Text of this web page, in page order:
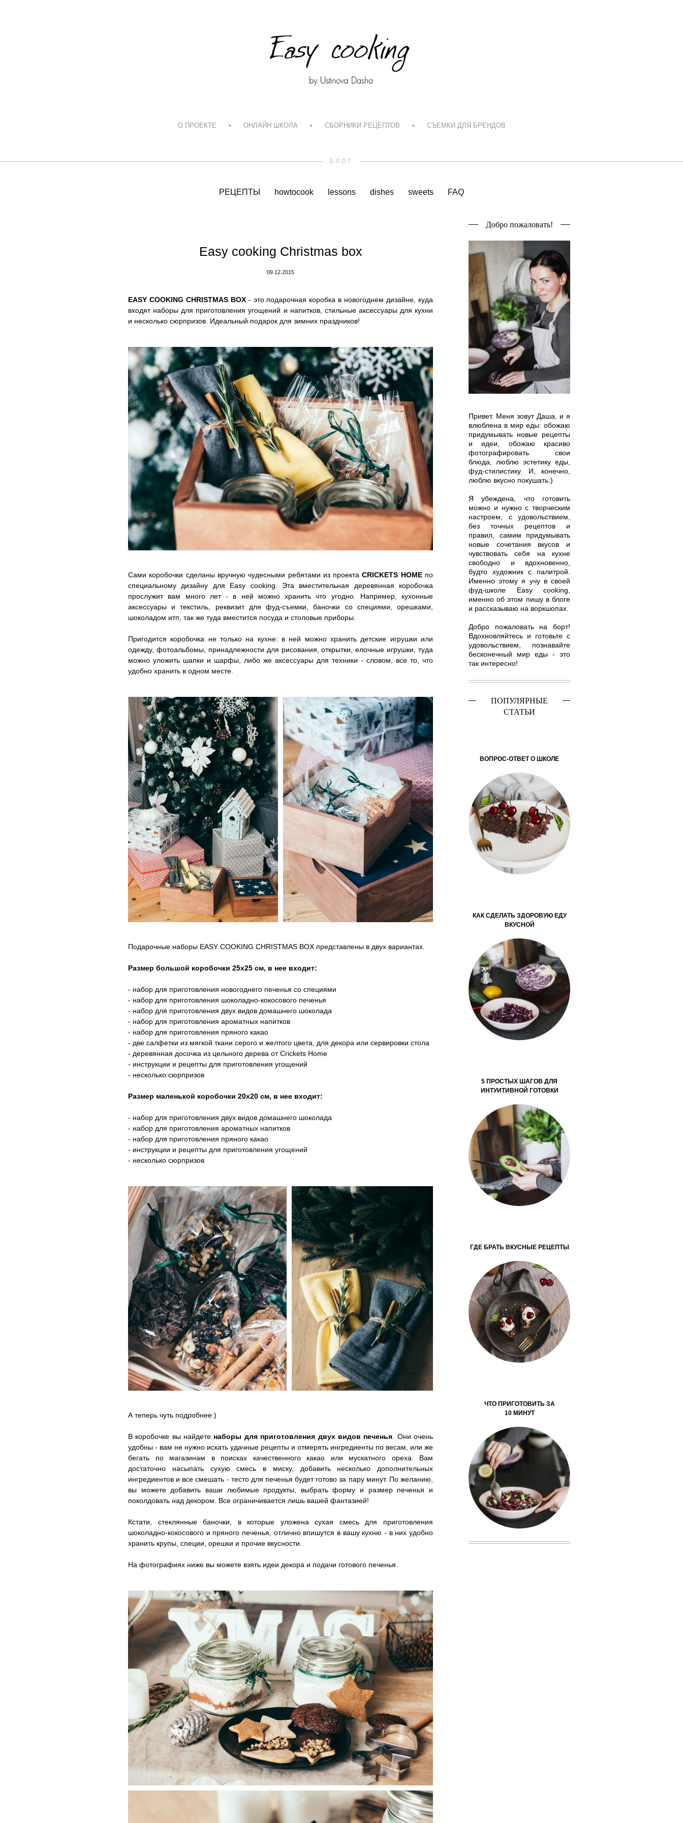
О ПРОЕКТЕ • ОНЛАЙН ШКОЛА • СБОРНИКИ РЕЦЕПТОВ • СЪЕМКИ ДЛЯ БРЕНДОВ
БЛОГ
РЕЦЕПТЫ howtocook lessons dishes sweets FAQ
Easy cooking Christmas box
09.12.2015
EASY COOKING CHRISTMAS BOX- это подарочная коробка в новогоднем дизайне, куда
входят наборы для приготовления угощений и напитков, стильные аксессуары для кухни
и несколько сюрпризов. Идеальный подарок для зимних праздников!
Сами коробочки сделаны вручную чудесными ребятами из проектаCRICKETS HOMEпо
специальному дизайну для Easy cooking. Эта вместительная деревянная коробочка
прослужит вам много лет - в ней можно хранить что угодно. Например, кухонные
аксессуары и текстиль, реквизит для фуд-съемки, баночки со специями, орешками,
шоколадом итп, так же туда вместится посуда и столовые приборы.
Пригодится коробочка не только на кухне: в ней можно хранить детские игрушки или
одежду, фотоальбомы, принадлежности для рисования, открытки, елочные игрушки, туда
можно уложить шапки и шарфы, либо же аксессуары для техники - словом, все то, что
удобно хранить в одном месте.
Подарочные наборы EASY COOKING CHRISTMAS BOX представлены в двух вариантах.
Размер большой коробочки 25х25 см, в нее входит:
- набор для приготовления новогоднего печенья со специями
- набор для приготовления шоколадно-кокосового печенья
- набор для приготовления двух видов домашнего шоколада
- набор для приготовления ароматных напитков
- набор для приготовления пряного какао
- две салфетки из мягкой ткани серого и желтого цвета, для декора или сервировки стола
- деревянная досочка из цельного дерева от Crickets Home
- инструкции и рецепты для приготовления угощений
- несколько сюрпризов
Размер маленькой коробочки 20х20 см, в нее входит:
- набор для приготовления двух видов домашнего шоколада
- набор для приготовления ароматных напитков
- набор для приготовления пряного какао
- инструкции и рецепты для приготовления угощений
- несколько сюрпризов
А теперь чуть подробнее:)
В коробочке вы найдете наборы для приготовления двух видов печенья . Они очень
удобны - вам не нужно искать удачные рецепты и отмерять ингредиенты по весам, или же
бегать по магазинам в поисках качественного какао или мускатного ореха. Вам
достаточно насыпать сухую смесь в миску, добавить несколько дополнительных
ингредиентов и все смешать - тесто для печенья будет готово за пару минут. По желанию,
вы можете добавить ваши любимые продукты, выбрать форму и размер печенья и
поколдовать над декором. Все ограничивается лишь вашей фантазией!
Кстати, стеклянные баночки, в которые уложена сухая смесь для приготовления
шоколадно-кокосового и пряного печенья, отлично впишутся в вашу кухню - в них удобно
хранить крупы, специи, орешки и прочие вкусности.
На фотографиях ниже вы можете взять идеи декора и подачи готового печенья.
Добро пожаловать!
Привет. Меня зовут Даша, и я
влюблена в мир еды: обожаю
придумывать новые рецепты
и идеи, обожаю красиво
фотографировать свои
блюда, люблю эстетику еды,
фуд-стилистику. И, конечно,
люблю вкусно покушать:)
Я убеждена, что готовить
можно и нужно с творческим
настроем, с удовольствием,
без точных рецептов и
правил, самим придумывать
новые сочетания вкусов и
чувствовать себя на кухне
свободно и вдохновенно,
будто художник с палитрой.
Именно этому я учу в своей
фуд-школе Easy cooking,
именно об этом пишу в блоге
и рассказываю на воркшопах.
Добро пожаловать на борт!
Вдохновляйтесь и готовьте с
удовольствием, познавайте
бесконечный мир еды - это
так интересно!
ПОПУЛЯРНЫЕ
СТАТЬИ
ВОПРОС-ОТВЕТ О ШКОЛЕ
КАК СДЕЛАТЬ ЗДОРОВУЮ ЕДУ
ВКУСНОЙ
5 ПРОСТЫХ ШАГОВ ДЛЯ
ИНТУИТИВНОЙ ГОТОВКИ
ГДЕ БРАТЬ ВКУСНЫЕ РЕЦЕПТЫ
ЧТО ПРИГОТОВИТЬ ЗА
10 МИНУТ